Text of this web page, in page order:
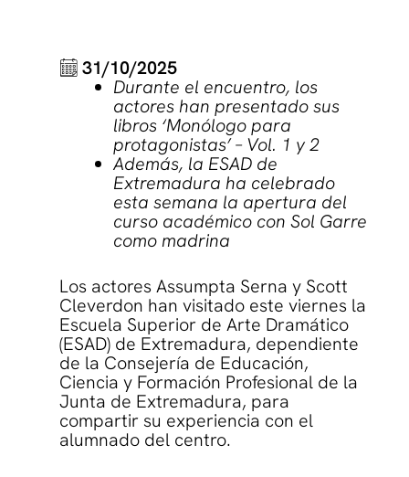
31/10/2025
Durante el encuentro, los
actores han presentado sus
libros ‘Monólogo para
protagonistas’ – Vol. 1 y 2
Además, la ESAD de
Extremadura ha celebrado
esta semana la apertura del
curso académico con Sol Garre
como madrina
Los actores Assumpta Serna y Scott
Cleverdon han visitado este viernes la
Escuela Superior de Arte Dramático
(ESAD) de Extremadura, dependiente
de la Consejería de Educación,
Ciencia y Formación Profesional de la
Junta de Extremadura, para
compartir su experiencia con el
alumnado del centro.